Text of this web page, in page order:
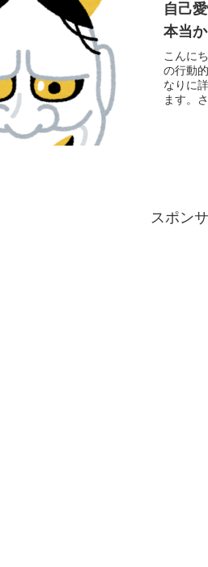
自己
本当か
こんに
の行動
なりに
ます。
スポン